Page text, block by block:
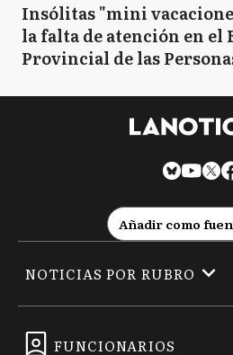
Insólitas "mini
la falta de atención en el
Provincial de las
Añadir como
FUNCIONARIOS
NOTICIAS POR RUBRO